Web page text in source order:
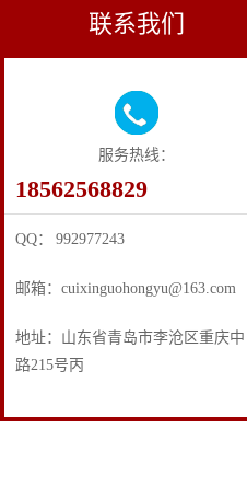
联系我们
服务热线：
18562568829
QQ： 992977243
邮箱：cuixinguohongyu@163.com
地址：山东省青岛市李沧区重庆中
路215号丙